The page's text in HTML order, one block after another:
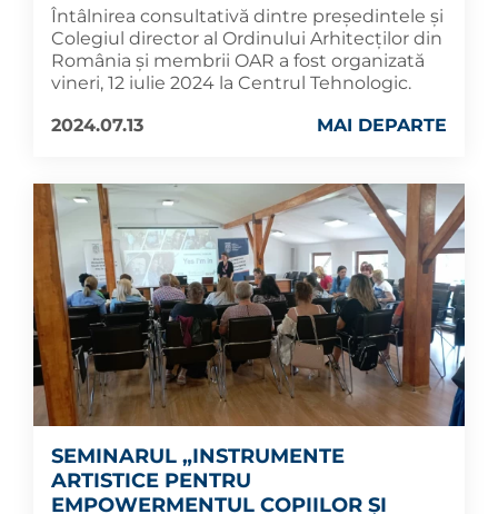
Întâlnirea consultativă dintre președintele și
Colegiul director al Ordinului Arhitecților din
România și membrii OAR a fost organizată
vineri, 12 iulie 2024 la Centrul Tehnologic.
2024.07.13
MAI DEPARTE
SEMINARUL „INSTRUMENTE
ARTISTICE PENTRU
EMPOWERMENTUL COPIILOR ȘI